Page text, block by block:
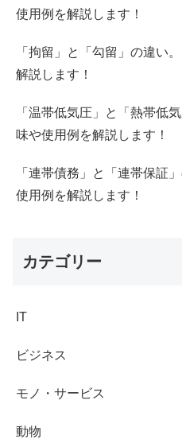
使用例を解説します！
「拘留」と「勾留」の違い
解説します！
「温帯低気圧」と「熱帯低
味や使用例を解説します！
「連帯債務」と「連帯保証
使用例を解説します！
カテゴリー
IT
ビジネス
モノ・サービス
動物